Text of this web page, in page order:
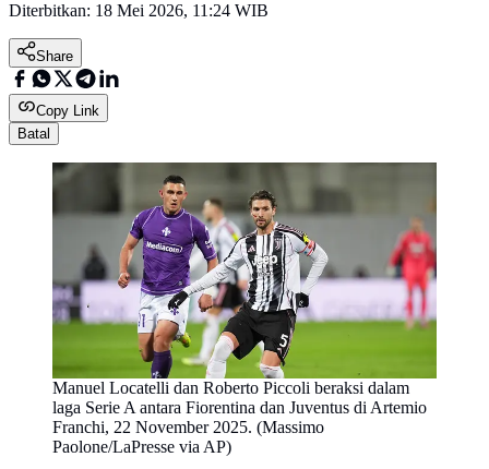
Diterbitkan: 18 Mei 2026, 11:24 WIB
Share
Copy Link
Batal
Manuel Locatelli dan Roberto Piccoli beraksi dalam
laga Serie A antara Fiorentina dan Juventus di Artemio
Franchi, 22 November 2025. (Massimo
Paolone/LaPresse via AP)